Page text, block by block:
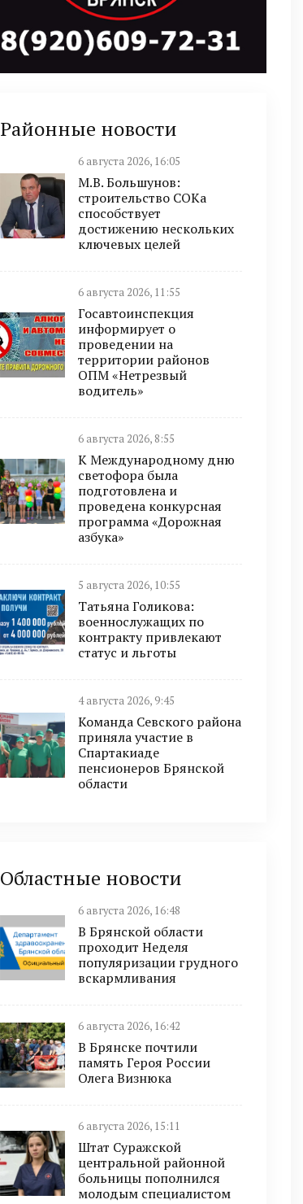
Районные новости
6 августа 2026, 16:05
М.В. Большунов:
строительство СОКа
способствует
достижению нескольких
ключевых целей
6 августа 2026, 11:55
Госавтоинспекция
информирует о
проведении на
территории районов
ОПМ «Нетрезвый
водитель»
6 августа 2026, 8:55
К Международному дню
светофора была
подготовлена и
проведена конкурсная
программа «Дорожная
азбука»
5 августа 2026, 10:55
Татьяна Голикова:
военнослужащих по
контракту привлекают
статус и льготы
4 августа 2026, 9:45
Команда Севского района
приняла участие в
Спартакиаде
пенсионеров Брянской
области
Областные новости
6 августа 2026, 16:48
В Брянской области
проходит Неделя
популяризации грудного
вскармливания
6 августа 2026, 16:42
В Брянске почтили
память Героя России
Олега Визнюка
6 августа 2026, 15:11
Штат Суражской
центральной районной
больницы пополнился
молодым специалистом